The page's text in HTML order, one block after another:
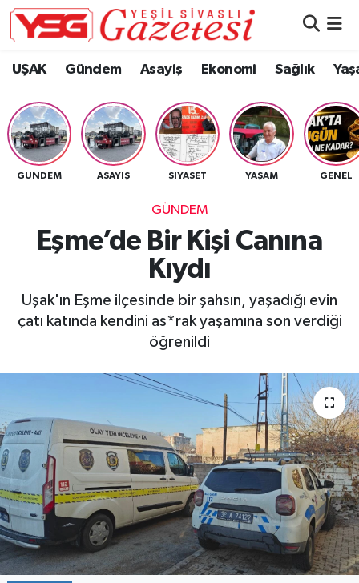
UŞAK Gündem Asayiş Ekonomi Sağlık
GÜNDEM ASAYIŞ SIYASET YAŞAM GENEL
GÜNDEM
Eşme’de Bir Kişi Canına
Kıydı
Uşak'ın Eşme ilçesinde bir şahsın, yaşadığı evin
çatı katında kendini as*rak yaşamına son verdiği
öğrenildi
Hava Durumu
Namaz Vakitleri
Trafik Durumu
Son Dakika Haberleri